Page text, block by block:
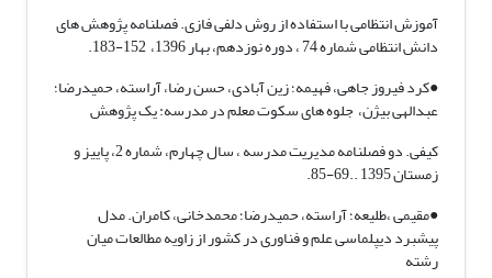
آموزش انتظامی با استفاده از روش دلفی فازی. فصلنامه پژوهش های
دانش انتظامی شماره 74 ، دوره نوزدهم، بهار 1396، 152-183.
●کرد فیروز جاهی، فهیمه؛ زین آبادی، حسن رضا، آراسته، حمیدرضا؛
عبدالهی بیژن، جلوه های سکوت معلم در مدرسه: یک پژوهش
کیفی. دو فصلنامه مدیریت مدرسه ، سال چهارم، شماره 2، پاییز و
زمستان 1395 ..69-85.
●مقیمی ،طلیعه؛ آراسته، حمیدرضا؛ محمدخانی، کامران. مدل
پیشبرد دیپلماسی علم و فناوری در کشور از زاویه مطالعات میان
رشته